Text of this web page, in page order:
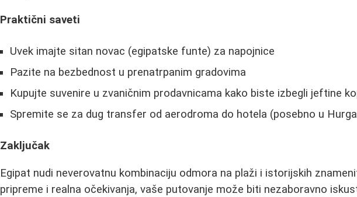
Praktični saveti
Uvek imajte sitan novac (egipatske funte) za napojnice
Pazite na bezbednost u prenatrpanim gradovima
Kupujte suvenire u zvaničnim prodavnicama kako biste izbegli jeftine
Spremite se za dug transfer od aerodroma do hotela (posebno u
Zaključak
Egipat nudi neverovatnu kombinaciju odmora na plaži i istorijskih
pripreme i realna očekivanja, vaše putovanje može biti nezaboravno